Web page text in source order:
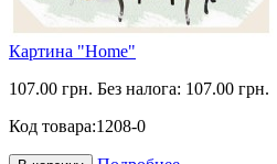
Картина "Home"
107.00 грн. Без налога: 107.00 грн.
Код товара:1208-0